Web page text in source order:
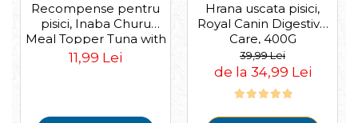
Recompense pentru
pisici, Inaba Churu
Meal Topper Tuna with
Salmon Recipe
11,99 Lei
Hrana uscata pisici,
Royal Canin Digestive
Care, 400G
39,99 Lei
de la 34,99 Lei